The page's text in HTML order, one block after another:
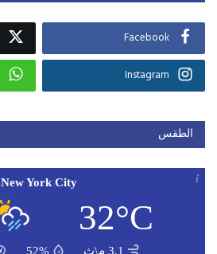
Facebook
Instagram
الطقس
New York City
32°C
3.1 م\ث 52%